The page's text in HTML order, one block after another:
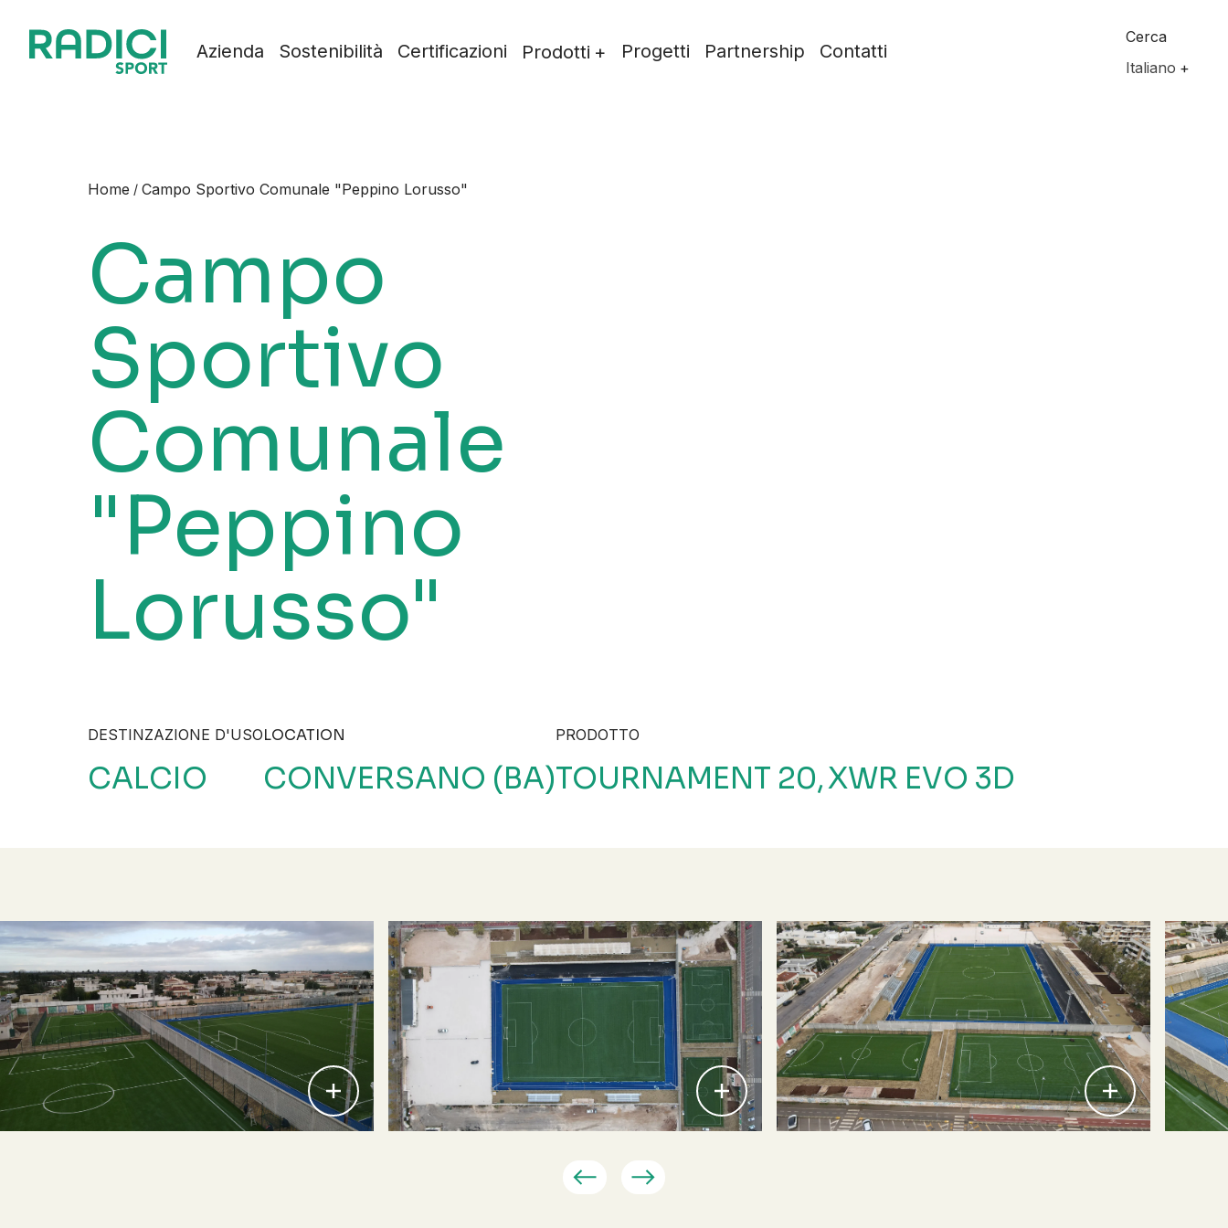
Azienda Sostenibilità Certificazioni Prodotti Progetti Partnership Contatti
Cerca
Italiano
Home / Campo Sportivo Comunale "Peppino Lorusso"
Campo
Sportivo
Comunale
"Peppino
Lorusso"
DESTINZAZIONE D'USO
CALCIO
LOCATION
CONVERSANO (BA)
PRODOTTO
TOURNAMENT 20,XWR EVO 3D